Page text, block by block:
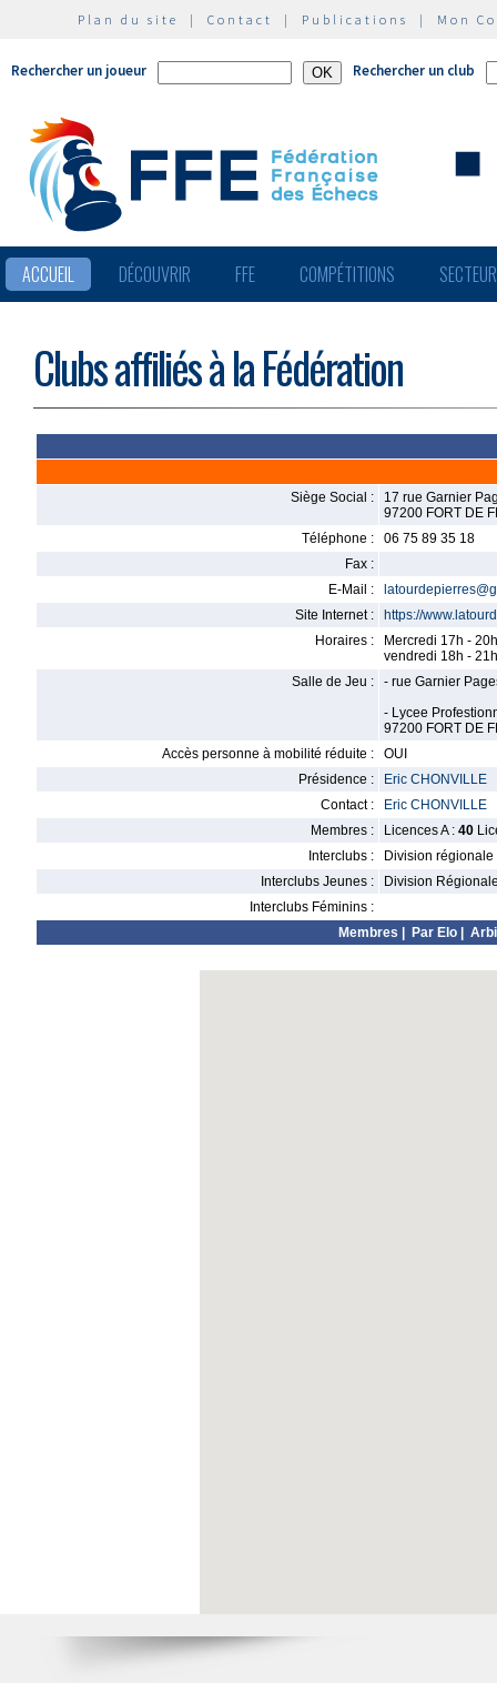
Plan du site | Contact | Publications | Mon
Rechercher un joueur Rechercher un club
ACCUEIL DÉCOUVRIR FFE COMPÉTITIONS
Clubs affiliés à la Fédération
Siège Social :
17 rue Garnier
97200 FORT DE
Téléphone :
06 75 89 35 18
Fax :
E-Mail :
Site Internet :
https://
Horaires :
Mercredi 17h - 20h
vendredi 18h - 21h
Salle de Jeu :
- rue Garnier
- Lycee
97200 FORT DE
Accès personne à mobilité réduite :
OUI
Présidence :
Eric CHONVILLE
Contact :
Eric CHONVILLE
Membres :
Licences A : 40
Interclubs :
Division régionale
Interclubs Jeunes :
Division
Interclubs Féminins :
Membres
Par Elo